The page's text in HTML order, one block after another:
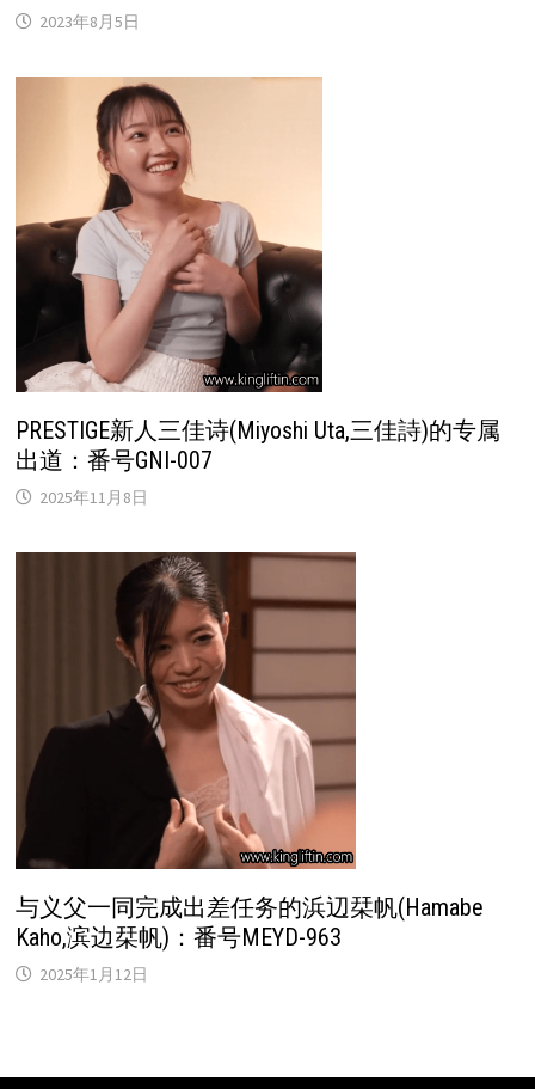
2023年8月5日
PRESTIGE新人三佳诗(Miyoshi Uta,三佳詩)的专属
出道：番号GNI-007
2025年11月8日
与义父一同完成出差任务的浜辺栞帆(Hamabe
Kaho,滨边栞帆)：番号MEYD-963
2025年1月12日